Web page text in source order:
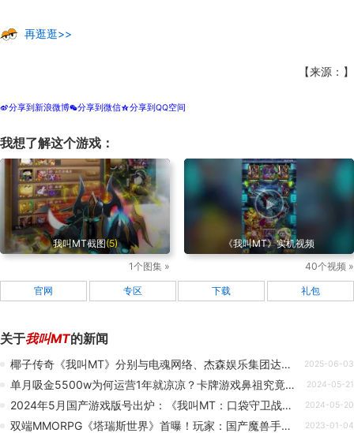
再逛逛>>
【来源：】
t分享到新浪微博w分享到微信z分享到QQ空间
我想了解这个游戏：
我叫MT截图(5)
1个图集 »
《我叫MT》实机视频
40个视频 »
官网 专区 下载 礼包
关于我叫MT的新闻
椰子传奇《我叫MT》分别与电魂网络、杰森娱乐集团达成战略合作 2025-06-03
单月吸金5500w为何运营1年就凉凉？卡牌游戏鼻祖究竟是如何陨落的？ 2024-05-21
2024年5月国产游戏版号出炉：《我叫MT：口袋守卫战》等96款国产新游过审！ 2024-05-20
双端MMORPG《塔瑞斯世界》首曝！玩家：国产魔兽手游？ 2023-01-04